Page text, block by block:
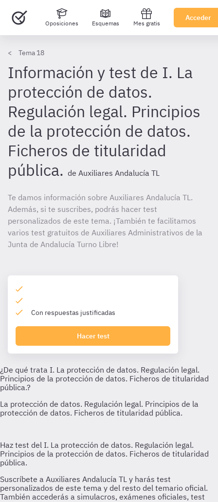
Oposiciones Esquemas Mes gratis
Acceder
Tema 18
Información y test de I. La
protección de datos.
Regulación legal. Principios
de la protección de datos.
Ficheros de titularidad
pública. de Auxiliares Andalucía TL
Te damos información sobre Auxiliares Andalucía TL.
Además, si te suscribes, podrás hacer test
personalizados de este tema. ¡También te facilitamos
varios test gratuitos de Auxiliares Administrativos de la
Junta de Andalucía Turno Libre!
Con respuestas justificadas
Hacer test